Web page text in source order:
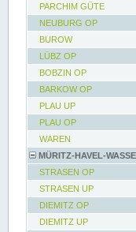
PARCHIM GÜTE
NEUBURG OP
BUROW
LÜBZ OP
BOBZIN OP
BARKOW OP
PLAU UP
PLAU OP
WAREN
MÜRITZ-HAVEL-
STRASEN OP
STRASEN UP
DIEMITZ OP
DIEMITZ UP